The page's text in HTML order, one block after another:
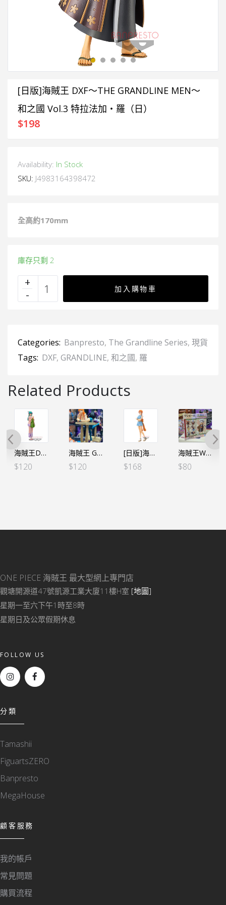
[日版]海賊王 DXF～THE GRANDLINE MEN～
和之國 Vol.3 特拉法加・羅（日）
$198
Availability: In Stock
SKU: J4983164398472
全高約170mm
庫存只剩 2
加入購物車
Categories: Banpresto, The Grandline Series, 現貨
Tags: DXF, GRANDLINE, 和之國, 羅
Related Products
海賊王DXF～THE GRANDLINE LADY~和之國Vol.4 小紫（行）
$120
海賊王 GRANDLINE JOURNEY -SPECIAL- 娜美（行）
$120
[日版]海賊王 DXF～THE GRANDLINE LADY～和之國 Vol.1 娜美（日）
$168
海賊王WCF -和之國篇 VOL.2-羅 (行版)
$80
ONE PIECE 海賊王 最大型網上專門店
觀塘開源道47號凱源工業大廈11樓H室 [地圖]
星期一至六下午1時至8時
星期日及公眾假期休息
FOLLOW US
分類
Tamashii
FiguartsZERO
Banpresto
MegaHouse
顧客服務
我的帳戶
常見問題
購買流程